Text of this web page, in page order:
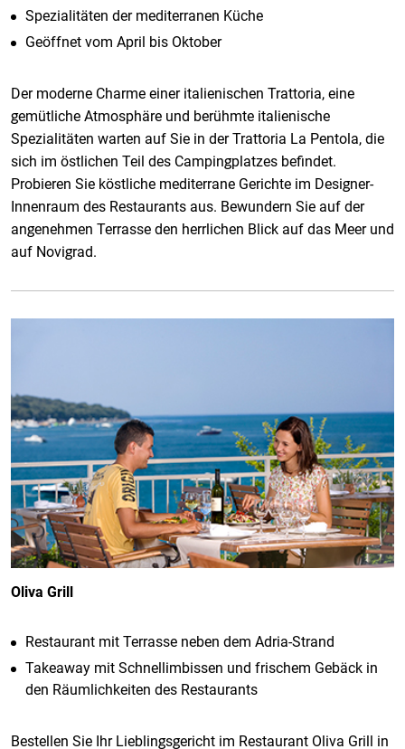
Spezialitäten der mediterranen Küche
Geöffnet vom April bis Oktober
Der moderne Charme einer italienischen Trattoria, eine
gemütliche Atmosphäre und berühmte italienische
Spezialitäten warten auf Sie in der Trattoria La Pentola, die
sich im östlichen Teil des Campingplatzes befindet.
Probieren Sie köstliche mediterrane Gerichte im Designer-
Innenraum des Restaurants aus. Bewundern Sie auf der
angenehmen Terrasse den herrlichen Blick auf das Meer und
auf Novigrad.
Oliva Grill
Restaurant mit Terrasse neben dem Adria-Strand
Takeaway mit Schnellimbissen und frischem Gebäck in
den Räumlichkeiten des Restaurants
Bestellen Sie Ihr Lieblingsgericht im Restaurant Oliva Grill in